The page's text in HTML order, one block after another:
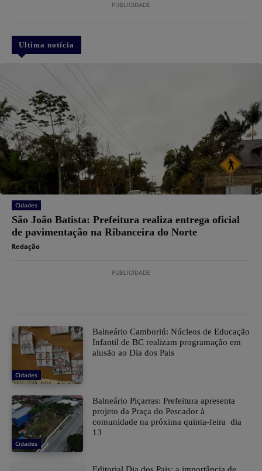
PUBLICIDADE
Ultima notícia
Cidades
São João Batista: Prefeitura realiza entrega oficial
de pavimentação na Ribanceira do Norte
Redação
PUBLICIDADE
Cidades
Balneário Camboriú: Núcleos de Educação
Infantil de BC realizam programação em
alusão ao Dia dos Pais
Cidades
Balneário Piçarras: Prefeitura apresenta
projeto da Praça do Pescador à
comunidade na próxima quinta-feira dia
13